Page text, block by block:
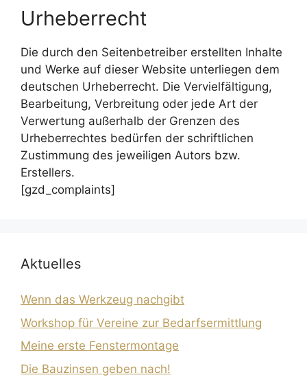
Urheberrecht
Die durch den Seitenbetreiber erstellten Inhalte
und Werke auf dieser Website unterliegen dem
deutschen Urheberrecht. Die Vervielfältigung,
Bearbeitung, Verbreitung oder jede Art der
Verwertung außerhalb der Grenzen des
Urheberrechtes bedürfen der schriftlichen
Zustimmung des jeweiligen Autors bzw.
Erstellers.
[gzd_complaints]
Aktuelles
Wenn das Werkzeug nachgibt
Workshop für Vereine zur Bedarfsermittlung
Meine erste Fenstermontage
Die Bauzinsen geben nach!